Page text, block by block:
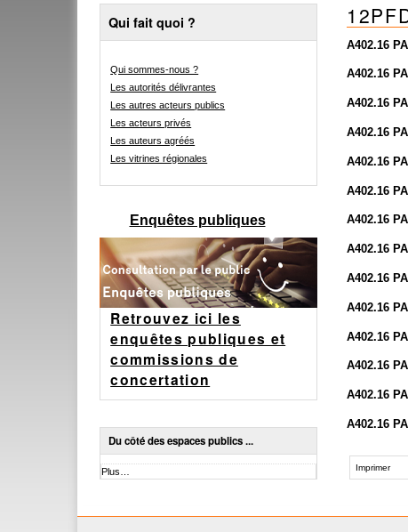
Qui fait quoi ?
Qui sommes-nous ?
Les autorités délivrantes
Les autres acteurs publics
Les acteurs privés
Les auteurs agréés
Les vitrines régionales
Enquêtes publiques
Retrouvez ici les
enquêtes publiques et
commissions de
concertation
Du côté des espaces publics ...
Du
Plus…
A402.16
A402.16
A402.16
A402.16
A402.16
A402.16
A402.16
A402.16
A402.16
A402.16
A402.16
A402.16
A402.16
A402.16
surImprimer